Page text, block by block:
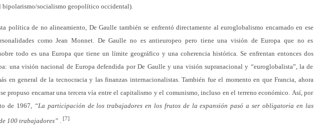
bipolarismo/socialismo geopolítico occidental).
política de no alineamiento, De Gaulle también se enfrentó directamente al euroglobalismo encarnado en ese
como Jean Monnet. De Gaulle no es antieuropeo pero tiene una visión de Europa que no es
todo es una Europa que tiene un límite geográfico y una coherencia histórica. Se enfrentan entonces dos
una visión nacional de Europa defendida por De Gaulle y una visión supranacional y “euroglobalista”, la de
en general de la tecnocracia y las finanzas internacionalistas. También fue el momento en que Francia, ahora
propuso encarnar una tercera vía entre el capitalismo y el comunismo, incluso en el terreno económico. Así, por
de 1967, “La participación de los trabajadores en los frutos de la expansión pasó a ser obligatoria en las
100 trabajadores”. [7]